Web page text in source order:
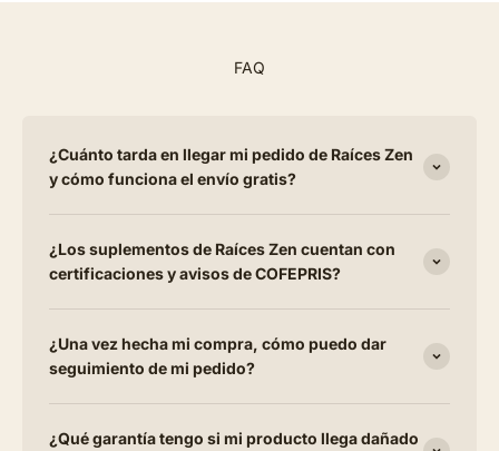
FAQ
¿Cuánto tarda en llegar mi pedido de Raíces Zen
y cómo funciona el envío gratis?
¿Los suplementos de Raíces Zen cuentan con
certificaciones y avisos de COFEPRIS?
¿Una vez hecha mi compra, cómo puedo dar
seguimiento de mi pedido?
¿Qué garantía tengo si mi producto llega dañado